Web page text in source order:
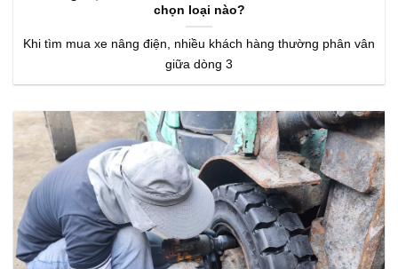
chọn loại nào?
Khi tìm mua xe nâng điện, nhiều khách hàng thường phân vân
giữa dòng 3